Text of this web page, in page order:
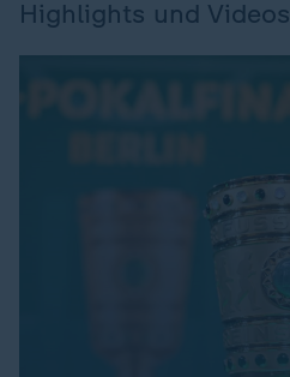
Highlights und Videos